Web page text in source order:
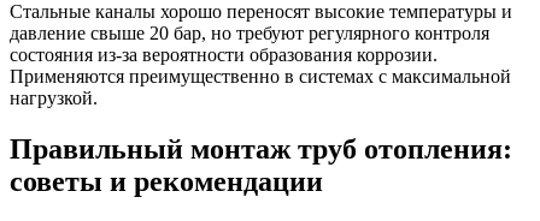
Стальные каналы хорошо переносят высокие температуры и
давление свыше 20 бар, но требуют регулярного контроля
состояния из-за вероятности образования коррозии.
Применяются преимущественно в системах с максимальной
нагрузкой.
Правильный монтаж труб отопления:
советы и рекомендации